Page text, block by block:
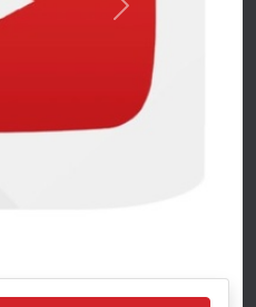
قبلی